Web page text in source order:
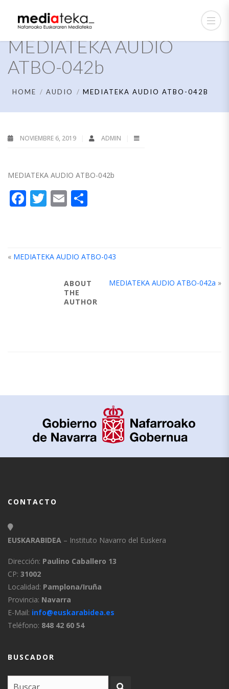
MEDIATEKA AUDIO
ATBO-042b
HOME AUDIO MEDIATEKA AUDIO ATBO-042B
NOVIEMBRE 6, 2019 ADMIN
MEDIATEKA AUDIO ATBO-042b
Facebook
Twitter
Email
« MEDIATEKA AUDIO ATBO-043
MEDIATEKA AUDIO ATBO-042a »
ABOUT
THE
AUTHOR
CONTACTO
EUSKARABIDEA – Instituto Navarro del Euskera
Dirección: Paulino Caballero 13
CP: 31002
Localidad: Pamplona/Iruña
Provincia: Navarra
E-Mail: info@euskarabidea.es
Teléfono: 848 42 60 54
BUSCADOR